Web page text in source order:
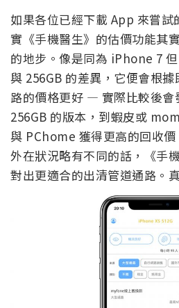
如果各位已經下載 App 來嘗
實《手機醫生》的估價功能其
的地步。像是同為 iPhone 7
與 256GB 的差異，它便會根
路的價格更好 — 實際比較後會
256GB 的版本，到蝦皮或
與 PChome 獲得更高的回收
外在狀況略有不同的話，《手
對出更適合的出清管道通路。